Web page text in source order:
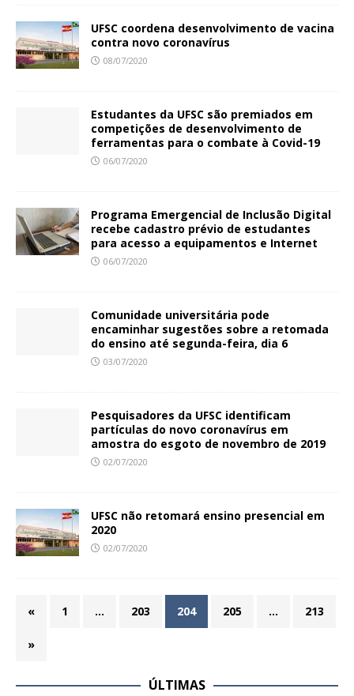
UFSC coordena desenvolvimento de vacina
contra novo coronavírus
08/07/2020
Estudantes da UFSC são premiados em
competições de desenvolvimento de
ferramentas para o combate à Covid-19
06/07/2020
Programa Emergencial de Inclusão Digital
recebe cadastro prévio de estudantes
para acesso a equipamentos e Internet
06/07/2020
Comunidade universitária pode
encaminhar sugestões sobre a retomada
do ensino até segunda-feira, dia 6
03/07/2020
Pesquisadores da UFSC identificam
partículas do novo coronavírus em
amostra do esgoto de novembro de 2019
02/07/2020
UFSC não retomará ensino presencial em
2020
02/07/2020
« 1 … 203 204 205 … 213
»
ÚLTIMAS